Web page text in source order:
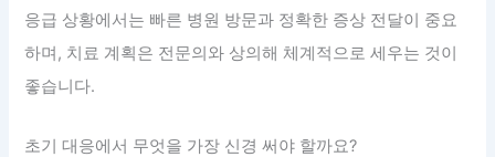
응급 상황에서는 빠른 병원 방문과 정확한 증상 전달이 중요
하며, 치료 계획은 전문의와 상의해 체계적으로 세우는 것이
좋습니다.
초기 대응에서 무엇을 가장 신경 써야 할까요?